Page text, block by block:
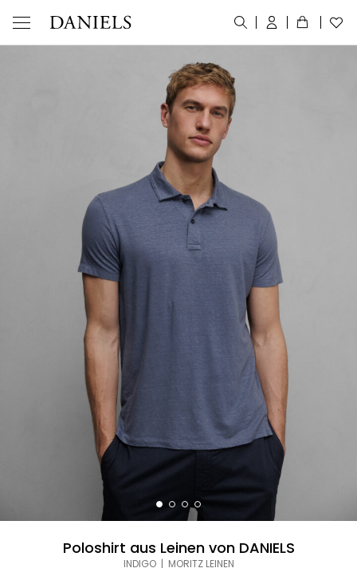
Poloshirt aus Leinen von DANIELS
INDIGO | MORITZ LEINEN